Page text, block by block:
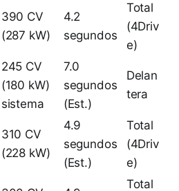
390 CV
(287 kW)
4.2
segundos
Total
(4Driv
e)
245 CV
(180 kW)
sistema
7.0
segundos
(Est.)
Delan
tera
310 CV
(228 kW)
4.9
segundos
(Est.)
Total
(4Driv
e)
Total